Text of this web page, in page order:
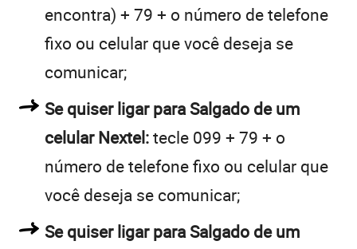
encontra) + 79 + o número de telefone
fixo ou celular que você deseja se
comunicar;
Se quiser ligar para Salgado de um
celular Nextel:tecle 099 + 79 + o
número de telefone fixo ou celular que
você deseja se comunicar;
Se quiser ligar para Salgado de um